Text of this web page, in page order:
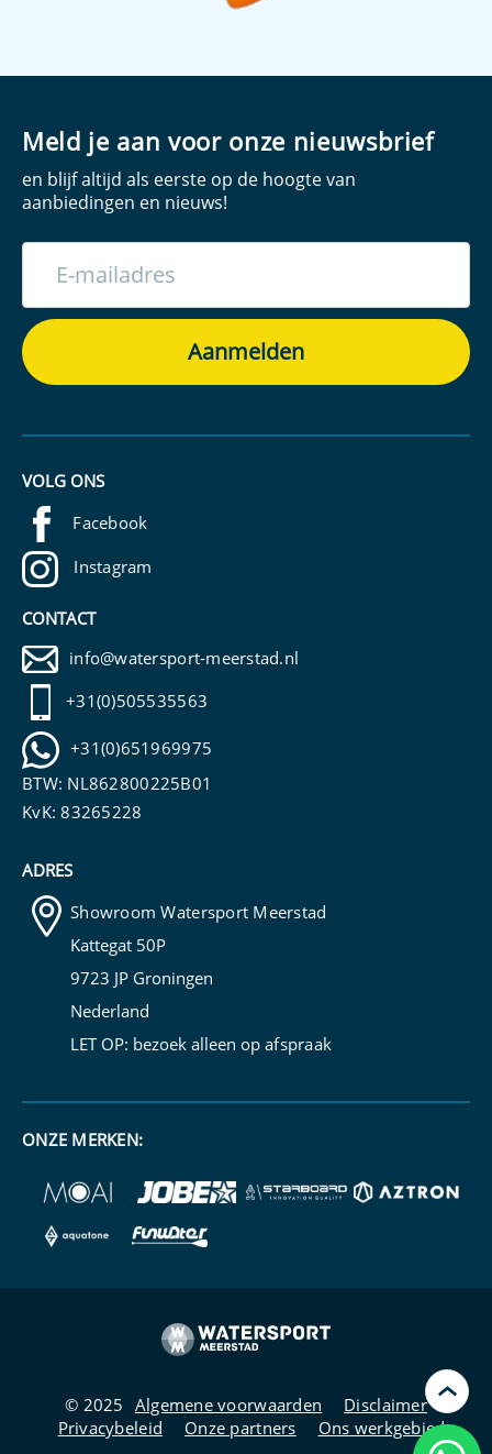
›
Meld je aan voor onze nieuwsbrief
en blijf altijd als eerste op de hoogte van
aanbiedingen en nieuws!
VOLG ONS
Facebook
Instagram
CONTACT
info@watersport-meerstad.nl
+31(0)505535563
+31(0)651969975
BTW: NL862800225B01
KvK: 83265228
ADRES
Showroom Watersport Meerstad
Kattegat 50P
9723 JP Groningen
Nederland
LET OP: bezoek alleen op afspraak
ONZE MERKEN:
© 2025 Algemene voorwaarden
Disclaimer
Privacybeleid
Onze partners Ons werkgebied